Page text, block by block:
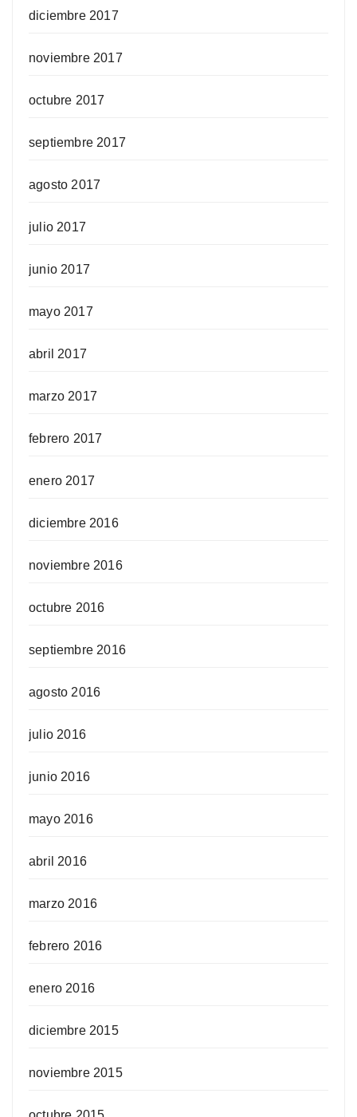
diciembre 2017
noviembre 2017
octubre 2017
septiembre 2017
agosto 2017
julio 2017
junio 2017
mayo 2017
abril 2017
marzo 2017
febrero 2017
enero 2017
diciembre 2016
noviembre 2016
octubre 2016
septiembre 2016
agosto 2016
julio 2016
junio 2016
mayo 2016
abril 2016
marzo 2016
febrero 2016
enero 2016
diciembre 2015
noviembre 2015